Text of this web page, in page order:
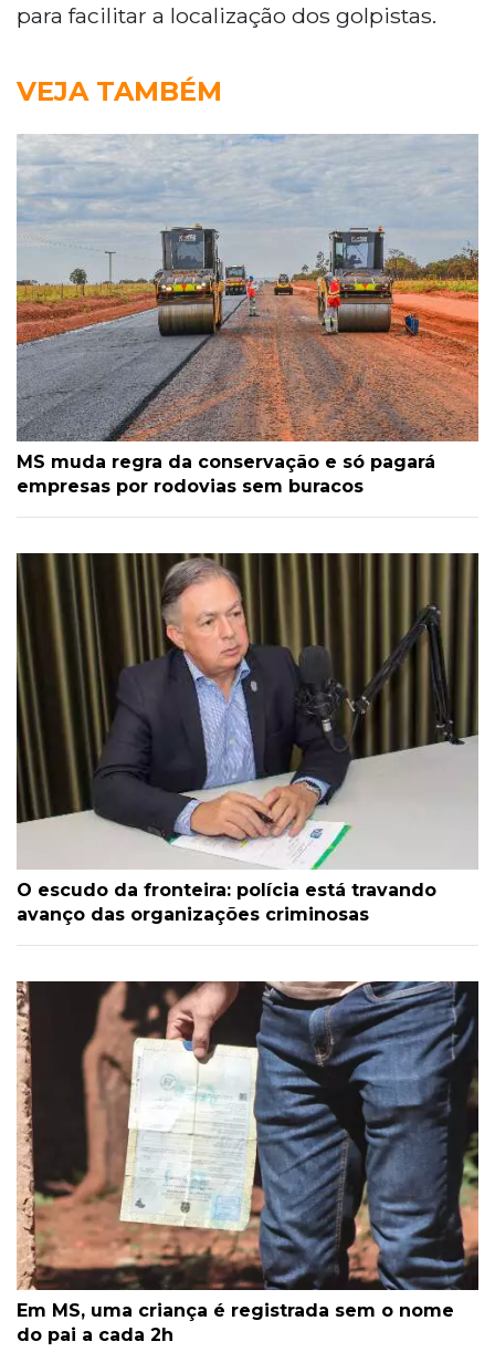
para facilitar a localização dos golpistas.
VEJA TAMBÉM
MS muda regra da conservação e só pagará
empresas por rodovias sem buracos
O escudo da fronteira: polícia está travando
avanço das organizações criminosas
Em MS, uma criança é registrada sem o nome
do pai a cada 2h